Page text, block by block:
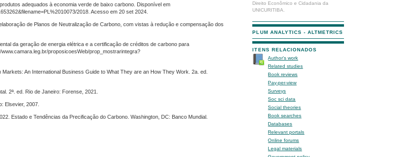
Direito Econômico e Cidadania da
UNICURITIBA.
PLUM ANALYTICS - ALTMETRICS
ITENS RELACIONADOS
Author's work
Related studies
Book reviews
Pay-per-view
Surveys
Soc sci data
Social theories
Book searches
Databases
Relevant portals
Online forums
Legal materials
adequados à economia verde de baixo carbono. Disponível em
2018. Acesso em 20 set 2024.
de Planos de Neutralização de Carbono, com vistas à redução e compensação dos
da geração de energia elétrica e a certificação de créditos de carbono para
proposicoesWeb/prop_mostrarintegra?
An International Business Guide to What They are an How They Work. 2a. ed.
2ª. ed. Rio de Janeiro: Forense, 2021.
Elsevier, 2007.
Estado e Tendências da Precificação do Carbono. Washington, DC: Banco Mundial.